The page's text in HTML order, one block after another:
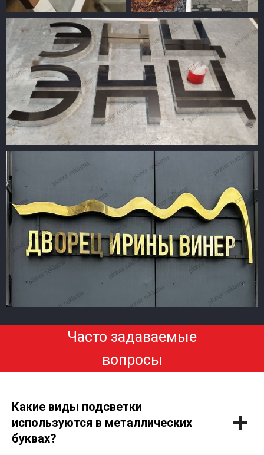
Часто задаваемые
вопросы
Какие виды подсветки
используются в металлических
буквах?